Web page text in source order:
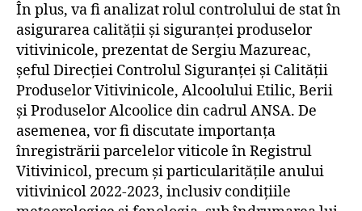
În plus, va fi analizat rolul controlului de stat în
asigurarea calității și siguranței produselor
vitivinicole, prezentat de Sergiu Mazureac,
șeful Direcției Controlul Siguranței și Calității
Produselor Vitivinicole, Alcoolului Etilic, Berii
și Produselor Alcoolice din cadrul ANSA. De
asemenea, vor fi discutate importanța
înregistrării parcelelor viticole în Registrul
Vitivinicol, precum și particularitățile anului
vitivinicol 2022-2023, inclusiv condițiile